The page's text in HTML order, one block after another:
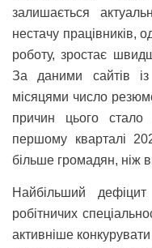
залишається
нестачу працівників,
роботу, зростає
За даними сайтів із
місяцями число
причин цього стало
першому кварталі
більше громадян, ніж
Найбільший дефіцит
робітничих
активніше